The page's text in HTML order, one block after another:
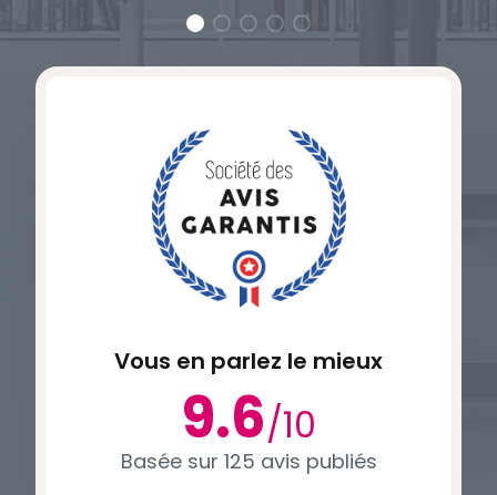
Vous en parlez le mieux
9.6/10
Basée sur 125 avis publiés